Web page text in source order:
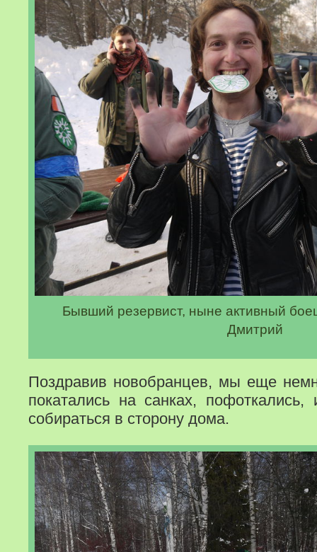
Бывший резервист, ныне активный
Дмитрий
Поздравив новобранцев, мы еще
покатались на санках,
собираться в сторону дома.